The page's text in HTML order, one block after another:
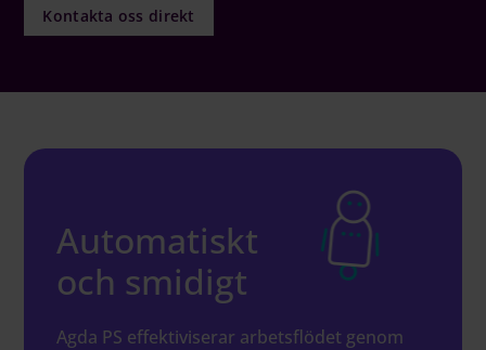
Karriär
Logga in på Communityn
Kontakta oss direkt
Automatiskt
och smidigt
Agda PS effektiviserar arbetsflödet genom